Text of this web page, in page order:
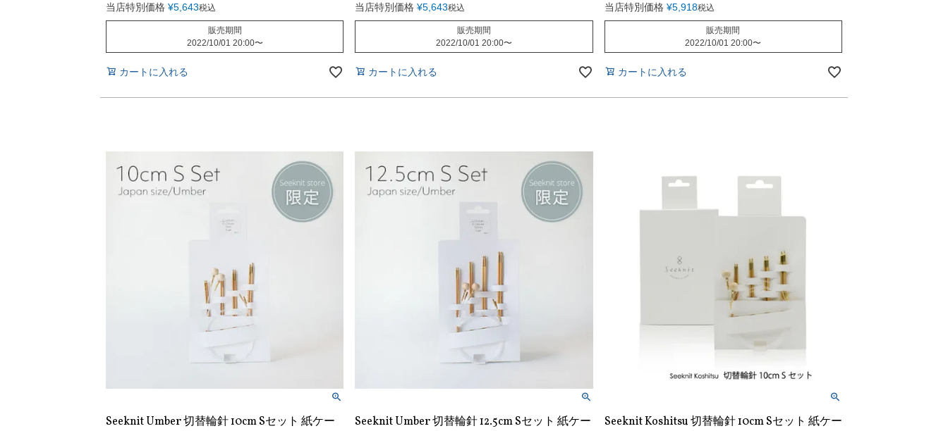
当店特別価格 ¥5,643税込
販売期間
2022/10/01 20:00〜
カートに入れる
当店特別価格 ¥5,643税込
販売期間
2022/10/01 20:00〜
カートに入れる
当店特別価格 ¥5,918税込
販売期間
2022/10/01 20:00〜
カートに入れる
Seeknit Umber 切替輪針 10cm Sセット 紙ケー
Seeknit Umber 切替輪針 12.5cm Sセット 紙ケー
Seeknit Koshitsu 切替輪針 10cm Sセット 紙ケー